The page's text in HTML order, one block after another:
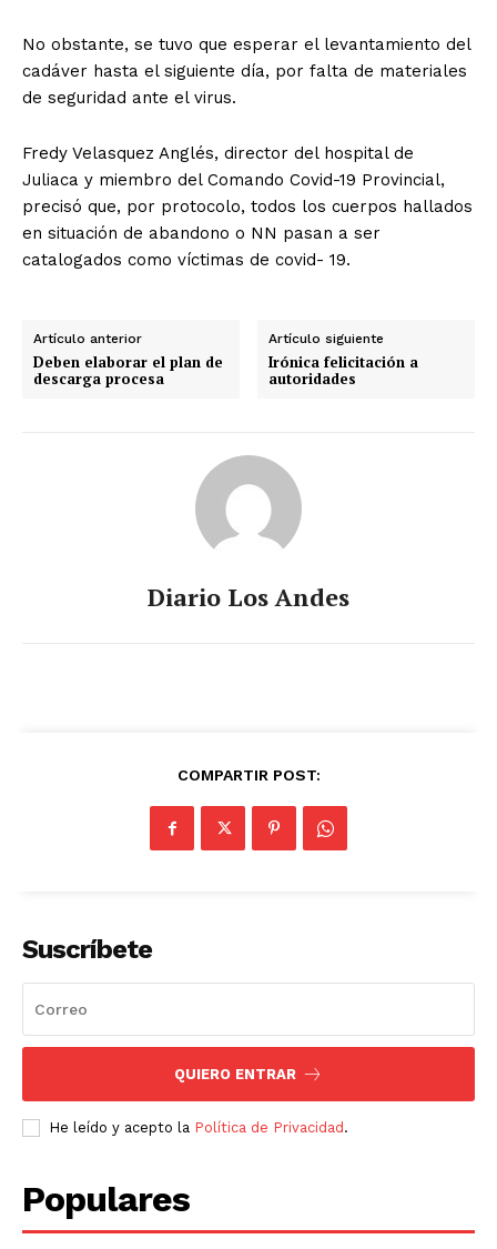
No obstante, se tuvo que esperar el levantamiento del
cadáver hasta el siguiente día, por falta de materiales
de seguridad ante el virus.
Fredy Velasquez Anglés, director del hospital de
Juliaca y miembro del Comando Covid-19 Provincial,
precisó que, por protocolo, todos los cuerpos hallados
en situación de abandono o NN pasan a ser
catalogados como víctimas de covid- 19.
Artículo anterior
Deben elaborar el plan de
descarga procesa
Artículo siguiente
Irónica felicitación a
autoridades
Diario Los Andes
COMPARTIR POST:
Suscríbete
QUIERO ENTRAR
He leído y acepto la Política de Privacidad .
Populares